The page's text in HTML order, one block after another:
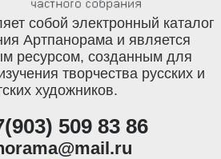
собой электронный каталог
Артпанорама и является
ресурсом, созданным для
творчества русских и
художников.
509 83 86